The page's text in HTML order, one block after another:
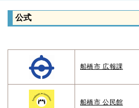
公式
船橋市 広報課
船橋市 公民館